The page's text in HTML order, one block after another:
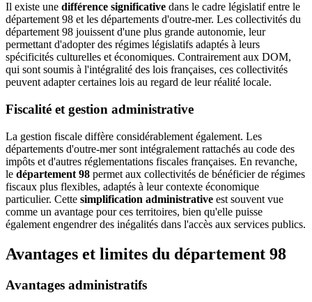
Il existe une différence significative dans le cadre législatif entre le
département 98 et les départements d'outre-mer. Les collectivités du
département 98 jouissent d'une plus grande autonomie, leur
permettant d'adopter des régimes législatifs adaptés à leurs
spécificités culturelles et économiques. Contrairement aux DOM,
qui sont soumis à l'intégralité des lois françaises, ces collectivités
peuvent adapter certaines lois au regard de leur réalité locale.
Fiscalité et gestion administrative
La gestion fiscale diffère considérablement également. Les
départements d'outre-mer sont intégralement rattachés au code des
impôts et d'autres réglementations fiscales françaises. En revanche,
le département 98 permet aux collectivités de bénéficier de régimes
fiscaux plus flexibles, adaptés à leur contexte économique
particulier. Cette simplification administrative est souvent vue
comme un avantage pour ces territoires, bien qu'elle puisse
également engendrer des inégalités dans l'accès aux services publics.
Avantages et limites du département 98
Avantages administratifs